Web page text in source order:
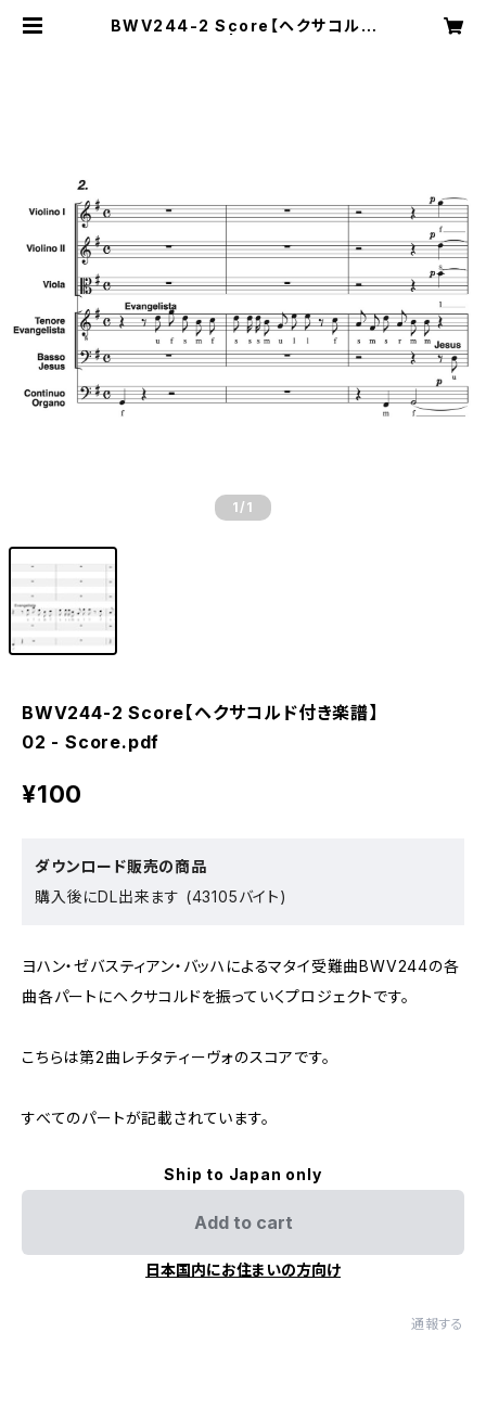
BWV244-2 Score【ヘクサコルド
1 /1
BWV244-2 Score【ヘクサコルド付き楽譜】
02 - Score.pdf
¥100
ダウンロード販売の商品
購入後にDL出来ます (43105バイト)
ヨハン・ゼバスティアン・バッハによるマタイ受難曲BWV244の各
曲各パートにヘクサコルドを振っていくプロジェクトです。
こちらは第2曲レチタティーヴォのスコアです。
すべてのパートが記載されています。
Ship to Japan only
Add to cart
日本国内にお住まいの方向け
通報する